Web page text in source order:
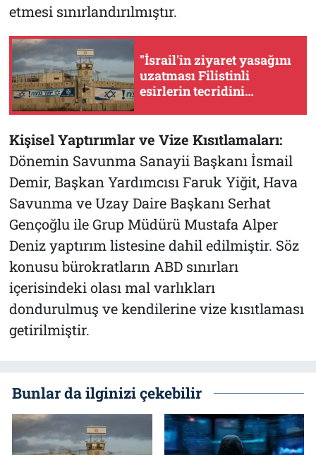
etmesi sınırlandırılmıştır.
"İsrail'in ziyaret yasağını
uzatması Filistinli
esirlerin tecridini
Kişisel Yaptırımlar ve Vize Kısıtlamaları:
Dönemin Savunma Sanayii Başkanı İsmail
Demir, Başkan Yardımcısı Faruk Yiğit, Hava
Savunma ve Uzay Daire Başkanı Serhat
Gençoğlu ile Grup Müdürü Mustafa Alper
Deniz yaptırım listesine dahil edilmiştir. Söz
konusu bürokratların ABD sınırları
içerisindeki olası mal varlıkları
dondurulmuş ve kendilerine vize kısıtlaması
getirilmiştir.
Bunlar da ilginizi çekebilir